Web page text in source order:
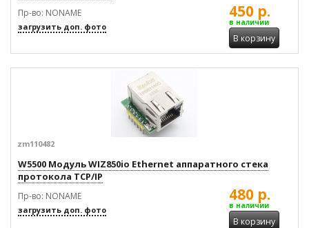
Пр-во: NONAME
загрузить доп. фото
450 р.
в наличии
В корзину
zm110482
W5500 Модуль WIZ850io Ethernet аппаратного стека
протокола TCP/IP
Пр-во: NONAME
загрузить доп. фото
480 р.
в наличии
В корзину